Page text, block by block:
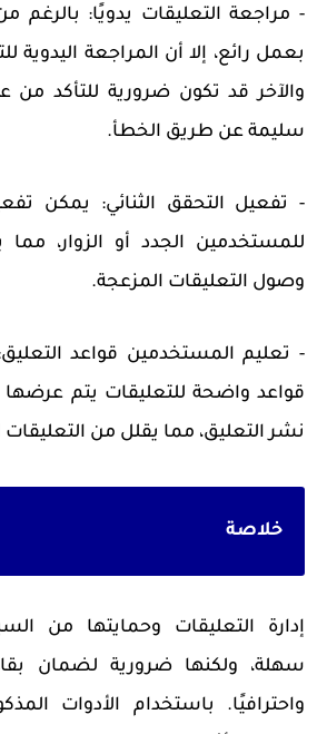
- مراجعة التعليقات يدويًا: بالرغم
بعمل رائع، إلا أن المراجعة اليدوية
والآخر قد تكون ضرورية للتأكد
سليمة عن طريق الخطأ.
- تفعيل التحقق الثنائي: يمكن
للمستخدمين الجدد أو الزوار، مما
وصول التعليقات المزعجة.
- تعليم المستخدمين قواعد
قواعد واضحة للتعليقات يتم
نشر التعليق، مما يقلل من
خلاصة
إدارة التعليقات وحمايتها من
سهلة، ولكنها ضرورية لضمان
واحترافيًا. باستخدام الأدوات